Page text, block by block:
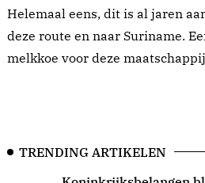
Helemaal eens, dit is al jaren
deze route en naar Suriname.
melkkoe voor deze
TRENDING ARTIKELEN